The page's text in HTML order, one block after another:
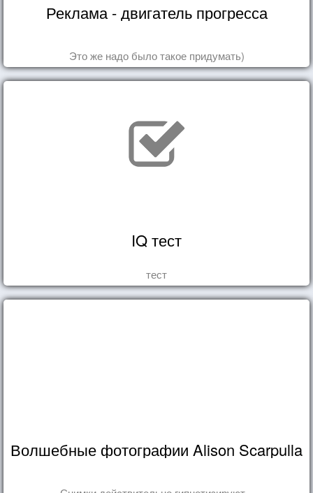
Реклама - двигатель прогресса
Это же надо было такое придумать)
IQ тест
тест
Волшебные фотографии Alison Scarpulla